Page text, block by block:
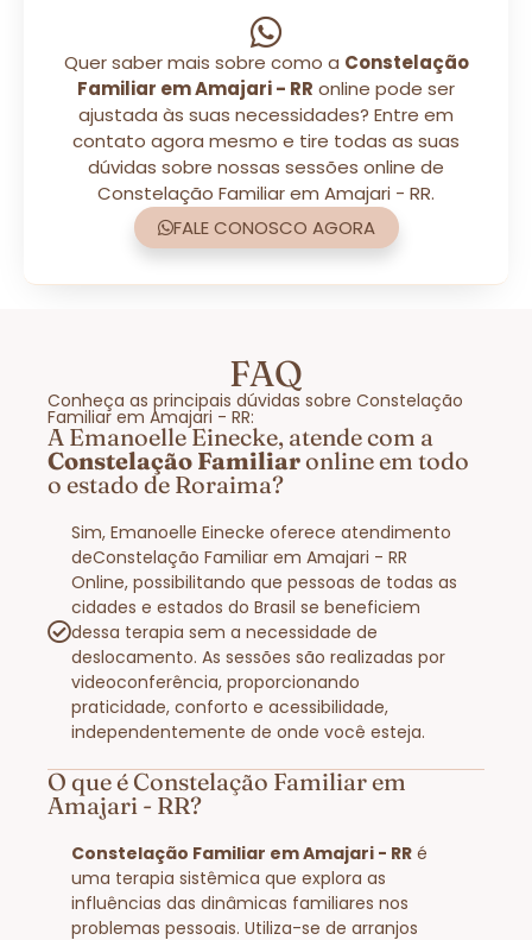
Quer saber mais sobre como a Constelação
Familiar em Amajari - RR online pode ser
ajustada às suas necessidades? Entre em
contato agora mesmo e tire todas as suas
dúvidas sobre nossas sessões online de
Constelação Familiar em Amajari - RR.
FALE CONOSCO AGORA
FAQ
Conheça as principais dúvidas sobre Constelação
Familiar em Amajari - RR:
A Emanoelle Einecke, atende com a
Constelação Familiaronline em todo
o estado de Roraima?
Sim, Emanoelle Einecke oferece atendimento
deConstelação Familiar em Amajari - RR
Online, possibilitando que pessoas de todas as
cidades e estados do Brasil se beneficiem
dessa terapia sem a necessidade de
deslocamento. As sessões são realizadas por
videoconferência, proporcionando
praticidade, conforto e acessibilidade,
independentemente de onde você esteja.
O que é Constelação Familiar em
Amajari - RR?
Constelação Familiar em Amajari - RR é
uma terapia sistêmica que explora as
influências das dinâmicas familiares nos
problemas pessoais. Utiliza-se de arranjos